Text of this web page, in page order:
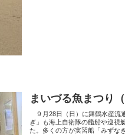
まいづる魚まつり（
９月28日（日）に舞鶴水産流
ぎ」も海上自衛隊の艦船や巡視
た。多くの方が実習船「みずな